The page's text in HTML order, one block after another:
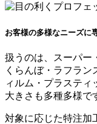
お客様の多様なニーズに
扱うのは、スーパー
くらんぼ・ラフラン
ィルム・プラスティ
大きさも多種多様で
対象に応じた特注加